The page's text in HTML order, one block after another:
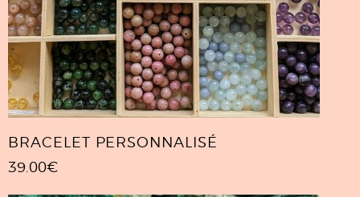
BRACELET PERSONNALISÉ
39.00€